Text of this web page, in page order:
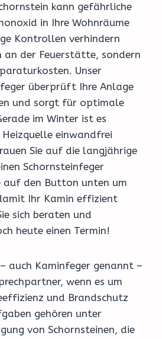
kann gefährliche
in Ihre Wohnräume
Kontrollen verhindern
an der Feuerstätte, sondern
Unser
überprüft Ihre Anlage
und sorgt für optimale
im Winter ist es
einwandfrei
Sie auf die langjährige
Schornsteinfeger
auf den Button unten um
Ihr Kamin effizient
sich beraten und
heute einen Termin!
auch Kaminfeger genannt –
wenn es um
und Brandschutz
gehören unter
von Schornsteinen, die